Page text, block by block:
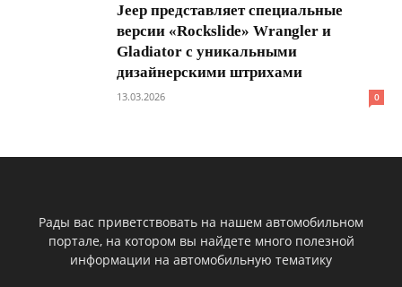
Jeep представляет специальные
версии «Rockslide» Wrangler и
Gladiator с уникальными
дизайнерскими штрихами
13.03.2026 0
Рады вас приветствовать на нашем автомобильном
портале, на котором вы найдете много полезной
информации на автомобильную тематику